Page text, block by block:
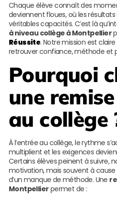
Chaque élève connaît des
deviennent floues, où les
véritables capacités. C’est là
à niveau collège à Montpellier
Réussite. Notre mission est
retrouver confiance, méthode et
Pourquoi
une
au collège
À l’entrée au collège, le rythme
multiplient et les exigences
Certains élèves peinent à suivre,
motivation, mais souvent à
d’un manque de méthode. Une
Montpellier permet de :